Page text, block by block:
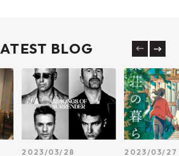
BLOG
2023/03/28 2023/03/27